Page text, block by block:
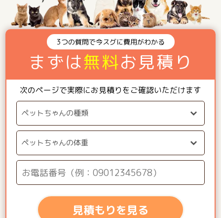
3つの質問で今スグに費用がわかる
まずは無料お見積り
次のページで実際にお見積りをご確認いただけます
見積もりを見る